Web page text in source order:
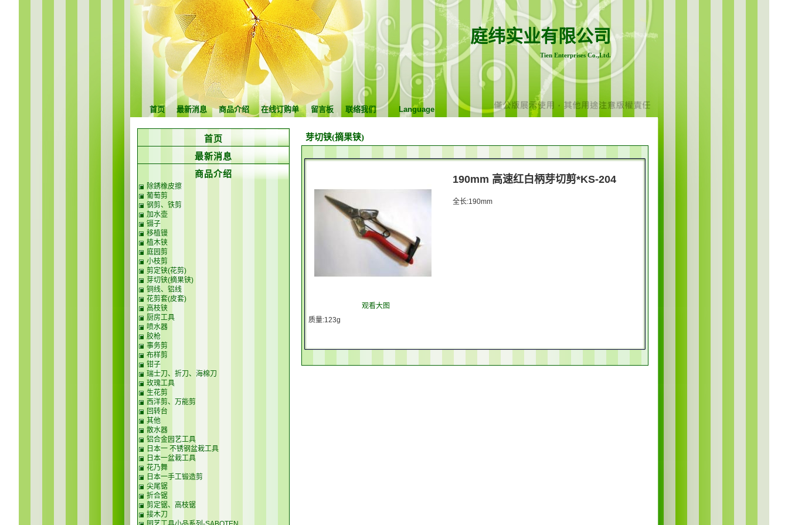
庭纬实业有限公司
Tien Enterprises Co.,Ltd.
首页 最新消息 商品介绍 在线订购单 留言板 联络我们 Language
芽切铗(摘果铗)
观看大图
190mm 高速红白柄芽切剪*KS-204
全长:190mm
质量:123g
首页
最新消息
商品介绍
除銹橡皮擦
葡萄剪
钢剪、铁剪
加水壶
镊子
移植镘
植木铗
庭园剪
小枝剪
剪定铗(花剪)
芽切铗(摘果铗)
铜线、铝线
花剪套(皮套)
高枝铗
厨房工具
喷水器
胶枪
事务剪
布样剪
钳子
瑞士刀、折刀、海棉刀
玫瑰工具
生花剪
西洋剪、万能剪
回转台
其他
散水器
铝合金园艺工具
日本一 不锈钢盆栽工具
日本一盆栽工具
花乃舞
日本一手工锻造剪
尖尾锯
折合锯
剪定锯、高枝锯
接木刀